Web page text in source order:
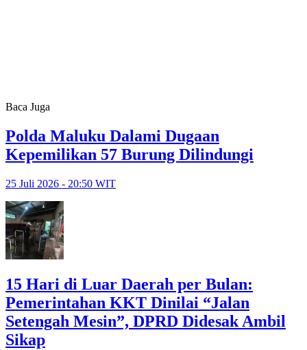
Baca Juga
Polda Maluku Dalami Dugaan
Kepemilikan 57 Burung Dilindungi
25 Juli 2026 - 20:50 WIT
15 Hari di Luar Daerah per Bulan:
Pemerintahan KKT Dinilai “Jalan
Setengah Mesin”, DPRD Didesak Ambil
Sikap